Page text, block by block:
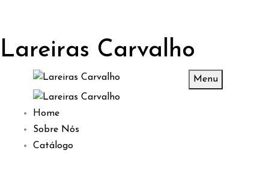
Lareiras Carvalho
Menu
Home
Sobre Nós
Catálogo